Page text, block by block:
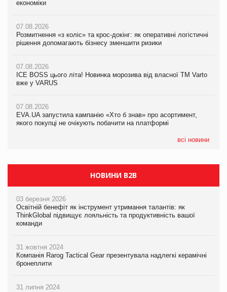
економіки
07.08.2026
Розмитнення «з коліс» та крос-докінг: як оперативні логістичні
рішення допомагають бізнесу зменшити ризики
07.08.2026
ICE BOSS цього літа! Новинка морозива від власної ТМ Varto
вже у VARUS
07.08.2026
EVA.UA запустила кампанію «Хто б знав» про асортимент,
якого покупці не очікують побачити на платформі
всі новини
економіки
07.08.2026
Розмитнення «з коліс» та крос-докінг: як оперативні логістичні
рішення допомагають бізнесу зменшити ризики
07.08.2026
ICE BOSS цього літа! Новинка морозива від власної ТМ Varto
вже у VARUS
07.08.2026
EVA.UA запустила кампанію «Хто б знав» про асортимент,
якого покупці не очікують побачити на платформі
економіки
07.08.2026
Kraft Heinz скоротила збиток у першому півріччі
Продажі Hugo Boss впали на 9%
НОВИНИ B2B
03 березня 2026
Освітній бенефіт як інструмент утримання талантів: як
ThinkGlobal підвищує лояльність та продуктивність вашої
команди
31 жовтня 2024
Компанія Rarog Tactical Gear презентувала надлегкі керамічні
бронеплити
31 липня 2024